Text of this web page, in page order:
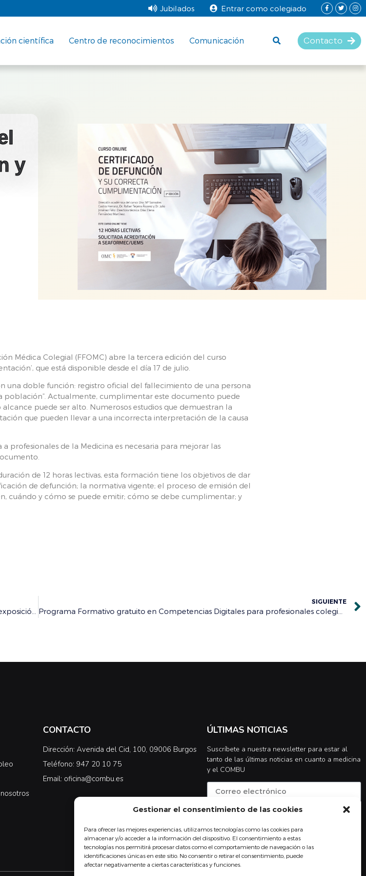
Gestionar el consentimiento de las cookies
Para ofrecer las mejores experiencias, utilizamos tecnologías como las cookies para
almacenar y/o acceder a la información del dispositivo. El consentimiento a estas
tecnologías nos permitirá procesar datos como el comportamiento de navegación o las
identificaciones únicas en este sitio. No consentir o retirar el consentimiento, puede
afectar negativamente a ciertas características y funciones.
Jubilados Entrar como colegiado
científica Centro de reconocimientos Comunicación Contacto
y
Médica Colegial (FFOMC) abre la tercera edición del curso
que está disponible desde el día 17 de julio.
una doble función: registro oficial del fallecimiento de una persona
población”. Actualmente, cumplimentar este documento puede
puede ser alto. Numerosos estudios que demuestran la
que pueden llevar a una incorrecta interpretación de la causa
profesionales de la Medicina es necesaria para mejorar las
de 12 horas lectivas, esta formación tiene los objetivos de dar
de defunción; la normativa vigente; el proceso de emisión del
cuándo y cómo se puede emitir; cómo se debe cumplimentar; y
SIGUIENTE
CONTACTO
Dirección: Avenida del Cid, 100, 09006 Burgos
Teléfono: 947 20 10 75
Email: oficina@combu.es
ÚLTIMAS NOTICIAS
Suscríbete a nuestra newsletter para estar al
tanto de las últimas noticias en cuanto a medicina
y el COMBU
Acepto lapolítica de privacidad
Suscribirse